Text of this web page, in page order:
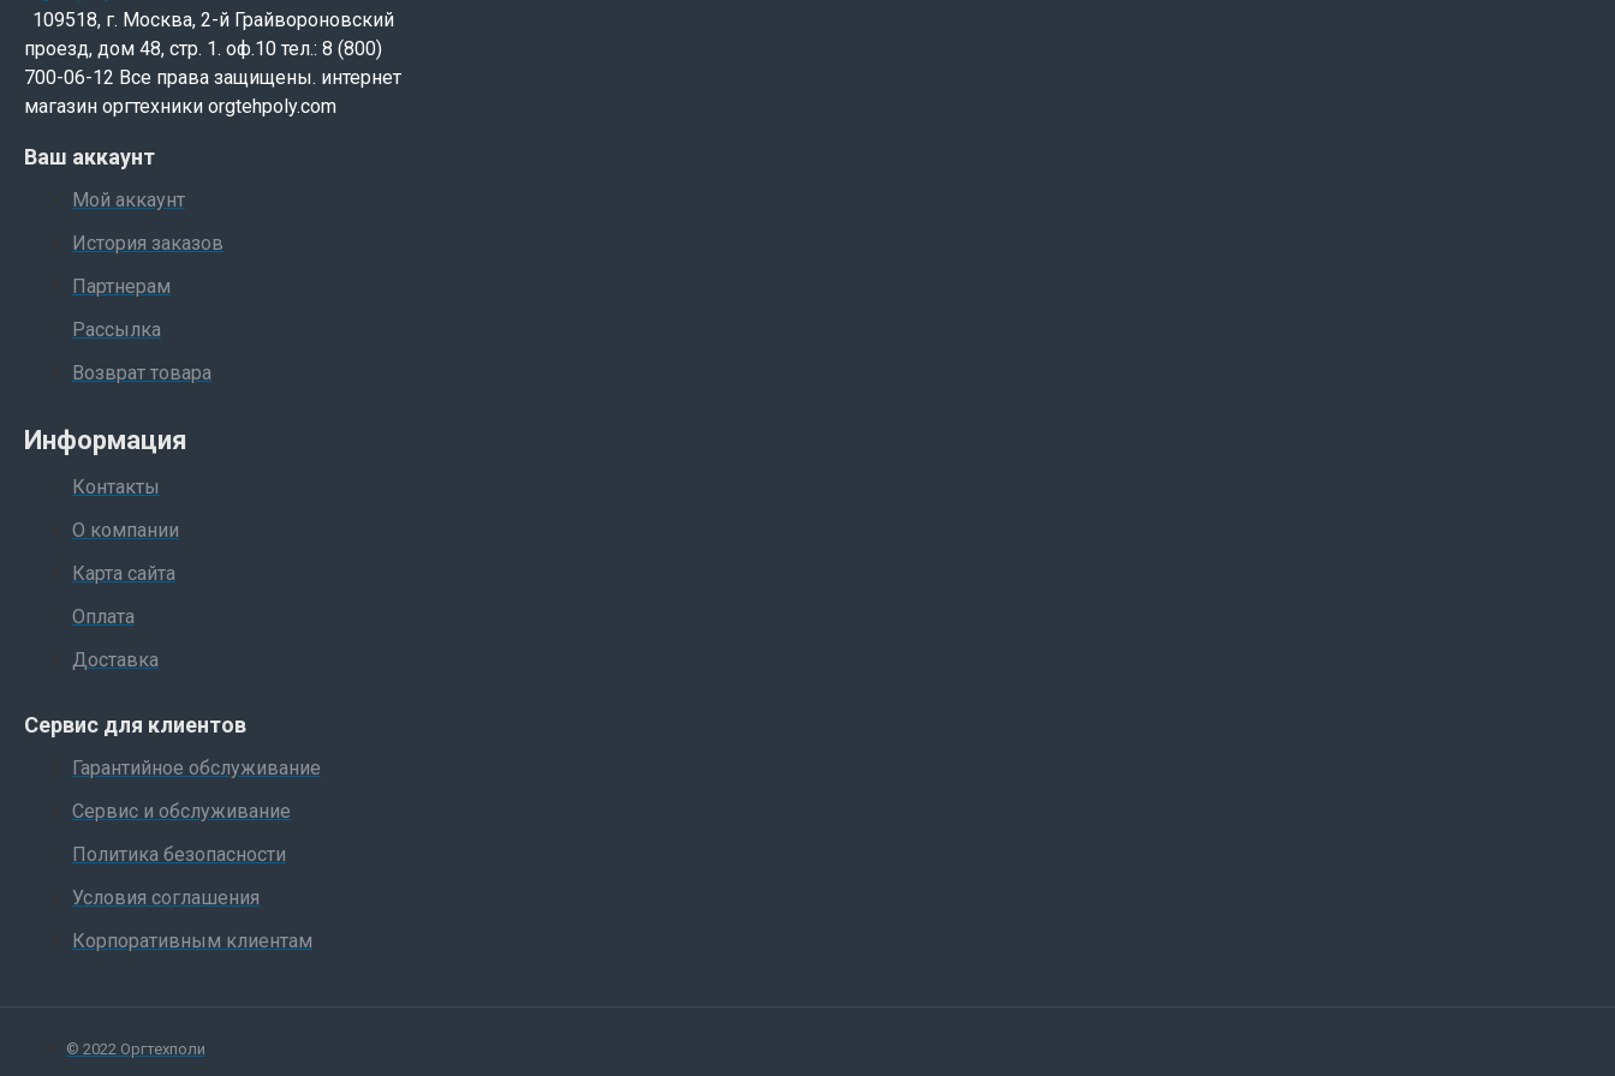
выполняемые аппаратом, являются экологически безопасными для здоровья !!
Модель соответствует стандартам Международной программы Energy Star в полной степени.
109518, г. Москва, 2-й Грайвороновский
проезд, дом 48, стр. 1. оф.10 тел.: 8 (800)
700-06-12 Все права защищены. интернет
магазин оргтехники orgtehpoly.com
Ваш аккаунт
Мой аккаунт
История заказов
Партнерам
Рассылка
Возврат товара
Информация
Контакты
О компании
Карта сайта
Оплата
Доставка
Сервис для клиентов
Гарантийное обслуживание
Сервис и обслуживание
Политика безопасности
Условия соглашения
Корпоративным клиентам
© 2022 Оргтехполи